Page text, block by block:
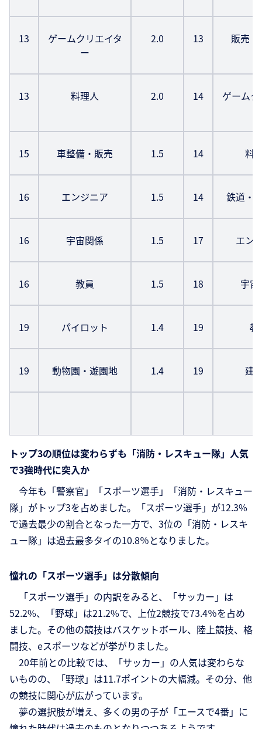
13
ゲームクリエイタ
ー
2.0 13 販売
13 料理人 2.0 14
ゲーム
15 車整備・販売 1.5 14 料
16 エンジニア 1.5 14 鉄道・
16 宇宙関係 1.5 17 エン
16 教員 1.5 18 宇
19 パイロット 1.4 19 教
19 動物園・遊園地 1.4 19 建
トップ3の順位は変わらずも「消防・レスキュー隊」人気
で3強時代に突入か
今年も「警察官」「スポーツ選手」「消防・レスキュー
隊」がトップ3を占めました。「スポーツ選手」が12.3%
で過去最少の割合となった一方で、3位の「消防・レスキ
ュー隊」は過去最多タイの10.8％となりました。
憧れの「スポーツ選手」は分散傾向
「スポーツ選手」の内訳をみると、「サッカー」は
52.2%、「野球」は21.2%で、上位2競技で73.4％を占め
ました。その他の競技はバスケットボール、陸上競技、格
闘技、eスポーツなどが挙がりました。
20年前との比較では、「サッカー」の人気は変わらな
いものの、「野球」は11.7ポイントの大幅減。その分、他
の競技に関心が広がっています。
夢の選択肢が増え、多くの男の子が「エースで4番」に